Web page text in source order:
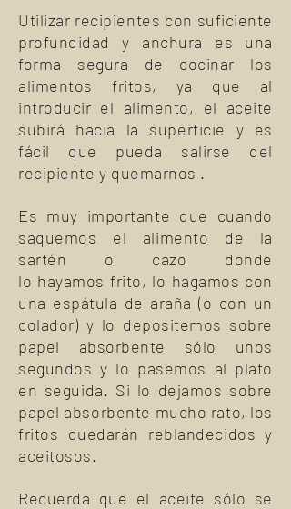
Utilizar recipientes con suficiente
profundidad y anchura es una
forma segura de cocinar los
alimentos fritos, ya que al
introducir el alimento, el aceite
subirá hacia la superficie y es
fácil que pueda salirse del
recipiente y quemarnos .
Es muy importante que cuando
saquemos el alimento de la
sartén o cazo donde
lo hayamos frito, lo hagamos con
una espátula de araña (o con un
colador) y lo depositemos sobre
papel absorbente sólo unos
segundos y lo pasemos al plato
en seguida. Si lo dejamos sobre
papel absorbente mucho rato, los
fritos quedarán reblandecidos y
aceitosos.
Recuerda que el aceite sólo se